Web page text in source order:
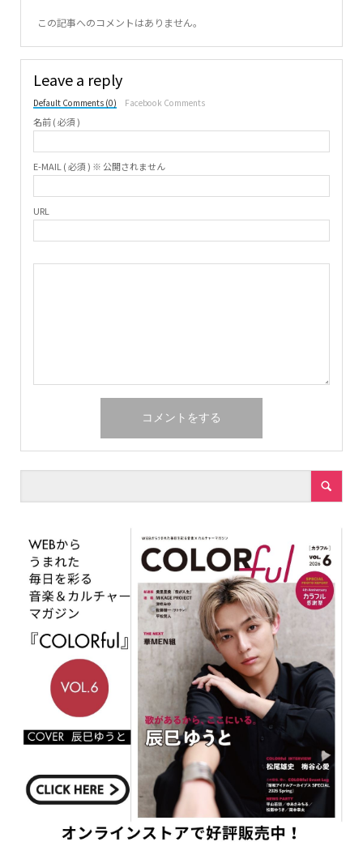
この記事へのコメントはありません。
Leave a reply
Default Comments (0) Facebook Comments
名前 ( 必須 )
E-MAIL ( 必須 ) ※ 公開されません
URL